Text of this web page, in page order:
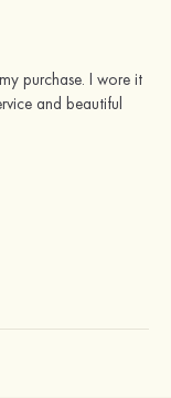
purchase. I wore it
and beautiful